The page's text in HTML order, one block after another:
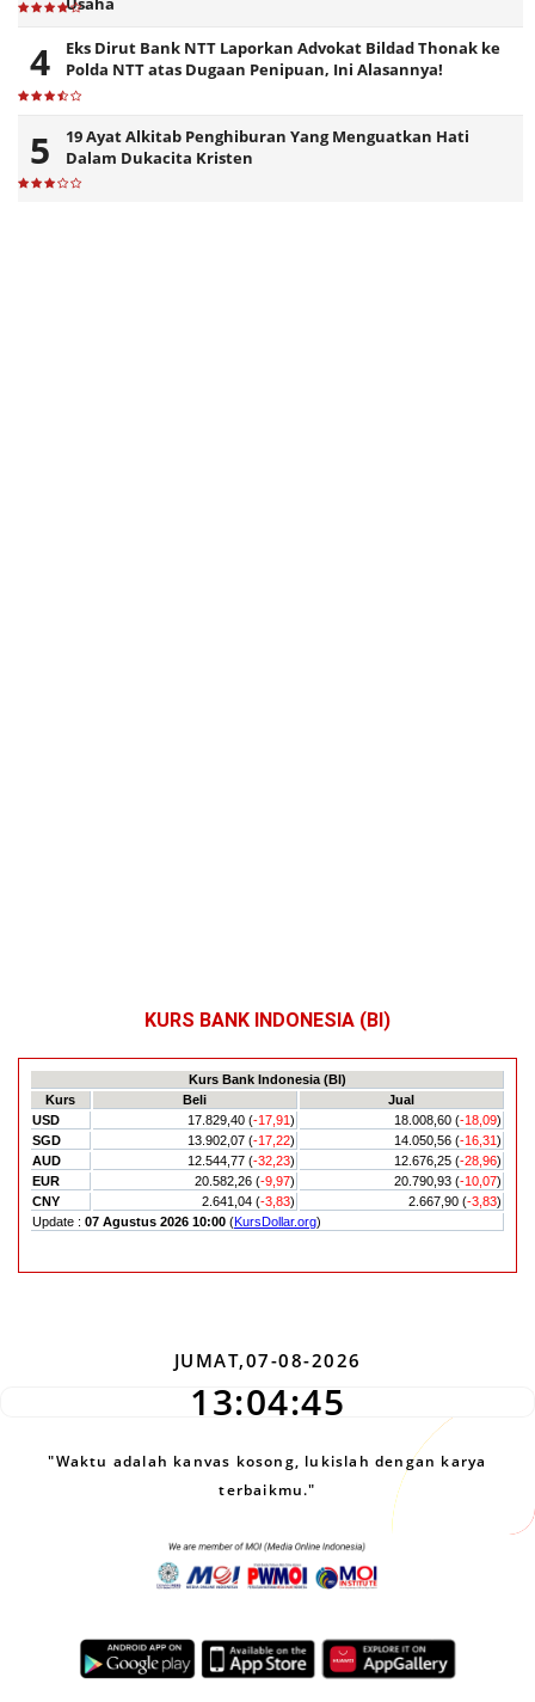
Eks Dirut Bank NTT Laporkan Advokat Bildad Thonak ke
Polda NTT atas Dugaan Penipuan, Ini Alasannya!
19 Ayat Alkitab Penghiburan Yang Menguatkan Hati
Dalam Dukacita Kristen
KURS BANK INDONESIA (BI)
JUMAT,07-08-2026
13:04:46
"Waktu adalah kanvas kosong, lukislah dengan karya
terbaikmu."